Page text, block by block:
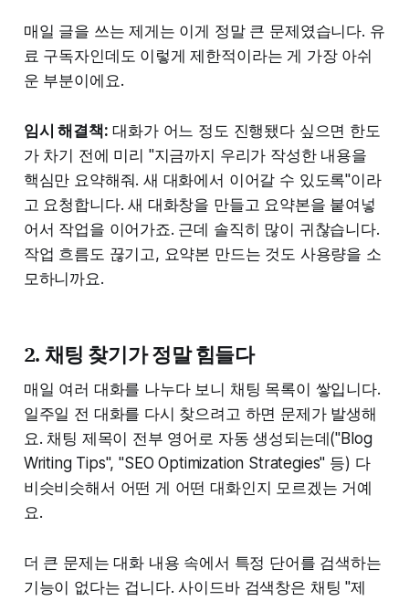
매일 글을 쓰는 제게는 이게 정말 큰 문제였습니다. 유
료 구독자인데도 이렇게 제한적이라는 게 가장 아쉬
운 부분이에요.
임시 해결책: 대화가 어느 정도 진행됐다 싶으면 한도
가 차기 전에 미리 "지금까지 우리가 작성한 내용을
핵심만 요약해줘. 새 대화에서 이어갈 수 있도록"이라
고 요청합니다. 새 대화창을 만들고 요약본을 붙여넣
어서 작업을 이어가죠. 근데 솔직히 많이 귀찮습니다.
작업 흐름도 끊기고, 요약본 만드는 것도 사용량을 소
모하니까요.
2. 채팅 찾기가 정말 힘들다
매일 여러 대화를 나누다 보니 채팅 목록이 쌓입니다.
일주일 전 대화를 다시 찾으려고 하면 문제가 발생해
요. 채팅 제목이 전부 영어로 자동 생성되는데("Blog
Writing Tips", "SEO Optimization Strategies" 등) 다
비슷비슷해서 어떤 게 어떤 대화인지 모르겠는 거예
요.
더 큰 문제는 대화 내용 속에서 특정 단어를 검색하는
기능이 없다는 겁니다. 사이드바 검색창은 채팅 "제